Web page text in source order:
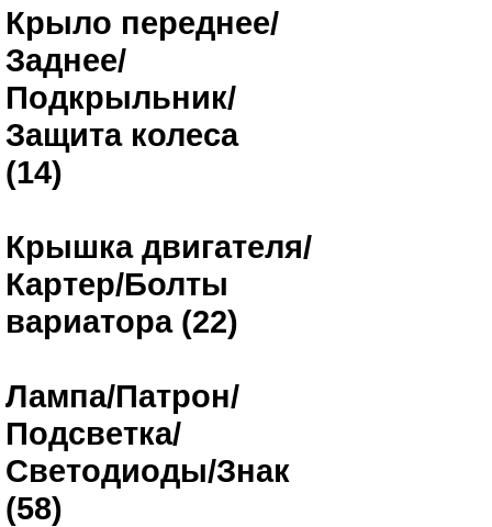
Крыло переднее/
Заднее/
Подкрыльник/
Защита колеса
(14)
Крышка двигателя/
Картер/Болты
вариатора (22)
Лампа/Патрон/
Подсветка/
Светодиоды/Знак
(58)